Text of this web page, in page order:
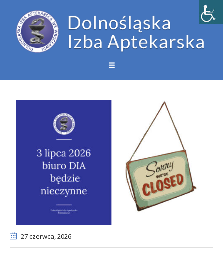
27 czerwca, 2026